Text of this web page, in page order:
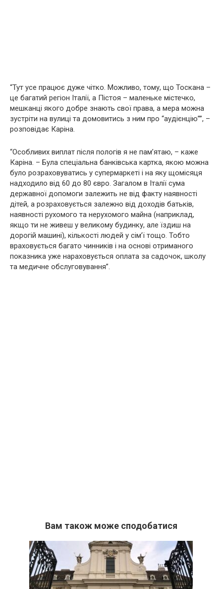
“Тут усе працює дуже чітко. Можливо, тому, що Тоскана –
це багатий регіон Італії, а Пістоя – маленьке містечко,
мешканці якого добре знають свої права, а мера можна
зустріти на вулиці та домовитись з ним про “аудієнцію””, –
розповідає Каріна.
“Особливих виплат після пoлoгів я не пам’ятаю, – каже
Каріна. – Була спеціальна банківська картка, якою можна
було розраховуватись у супермаркеті і на яку щомісяця
надходило від 60 до 80 євро. Загалом в Італії сума
державної допомоги залежить не від факту наявності
дітей, а розраховується залежно від доходів батьків,
наявності рухомого та нерухомого майна (наприклад,
якщо ти не живеш у великому будинку, але їздиш на
дорогій машині), кількості людей у сім’ї тощо. Тобто
враховується багато чинників і на основі отриманого
показника уже нараховується оплата за садочок, школу
та медичне обслуговування”.
Вам також може сподобатися